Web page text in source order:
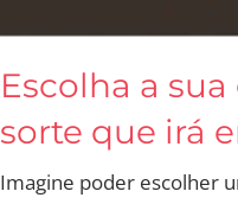
Escolha a
sorte que irá
Imagine poder escolher